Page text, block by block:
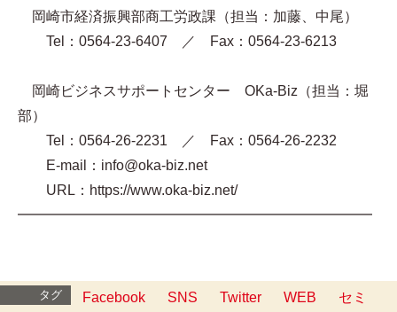
岡崎市経済振興部商工労政課（担当：加藤、中尾）
Tel：0564-23-6407 ／ Fax：0564-23-6213
岡崎ビジネスサポートセンター OKa-Biz（担当：堀
部）
Tel：0564-26-2231 ／ Fax：0564-26-2232
E-mail：info@oka-biz.net
URL：https://www.oka-biz.net/
━━━━━━━━━━━━━━━━━━━━━━━━━
タグ Facebook SNS Twitter WEB
セミ